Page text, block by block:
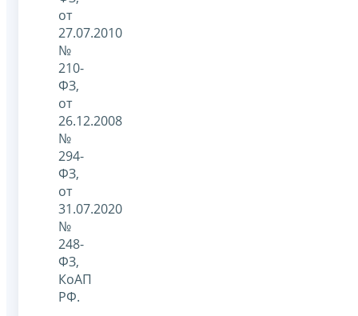
от
27.07.2010
№
210-
ФЗ,
от
26.12.2008
№
294-
ФЗ,
от
31.07.2020
№
248-
ФЗ,
КоАП
РФ.